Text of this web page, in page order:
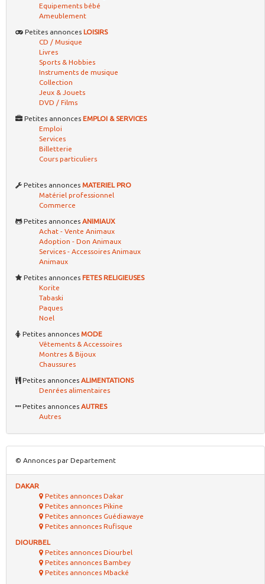
Equipements bébé
Ameublement
Petites annonces LOISIRS
CD / Musique
Livres
Sports & Hobbies
Instruments de musique
Collection
Jeux & Jouets
DVD / Films
Petites annonces EMPLOI & SERVICES
Emploi
Services
Billetterie
Cours particuliers
Petites annonces MATERIEL PRO
Matériel professionnel
Commerce
Petites annonces ANIMIAUX
Achat - Vente Animaux
Adoption - Don Animaux
Services - Accessoires Animaux
Animaux
Petites annonces FETES RELIGIEUSES
Korite
Tabaski
Paques
Noel
Petites annonces MODE
Vêtements & Accessoires
Montres & Bijoux
Chaussures
Petites annonces ALIMENTATIONS
Denrées alimentaires
Petites annonces AUTRES
Autres
© Annonces par Departement
DAKAR
Petites annonces Dakar
Petites annonces Pikine
Petites annonces Guédiawaye
Petites annonces Rufisque
DIOURBEL
Petites annonces Diourbel
Petites annonces Bambey
Petites annonces Mbacké